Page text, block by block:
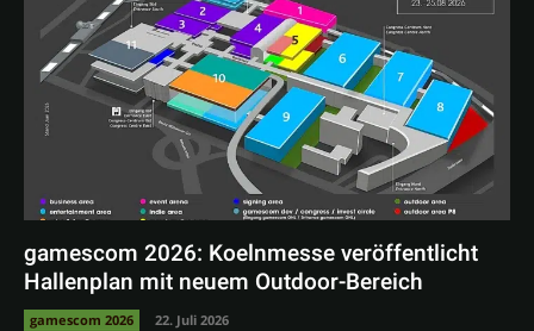
gamescom 2026: Koelnmesse veröffentlicht
Hallenplan mit neuem Outdoor-Bereich
gamescom 2026 22. Juli 2026